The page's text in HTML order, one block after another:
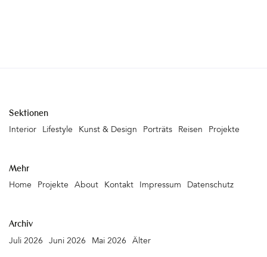
Sektionen
Interior Lifestyle Kunst & Design Porträts Reisen Projekte
Mehr
Home Projekte About Kontakt Impressum Datenschutz
Archiv
Juli 2026 Juni 2026 Mai 2026 Älter